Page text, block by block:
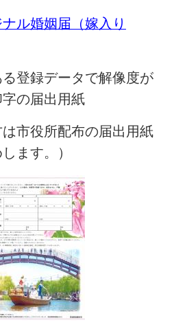
ナル婚姻届（嫁入り
る登録データで解像度が
の届出用紙
市役所配布の届出用紙
ます。）